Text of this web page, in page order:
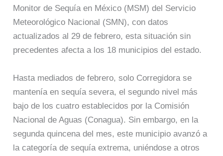
Monitor de Sequía en México (MSM) del Servicio
Meteorológico Nacional (SMN), con datos
actualizados al 29 de febrero, esta situación sin
precedentes afecta a los 18 municipios del estado.
Hasta mediados de febrero, solo Corregidora se
mantenía en sequía severa, el segundo nivel más
bajo de los cuatro establecidos por la Comisión
Nacional de Aguas (Conagua). Sin embargo, en la
segunda quincena del mes, este municipio avanzó a
la categoría de sequía extrema, uniéndose a otros